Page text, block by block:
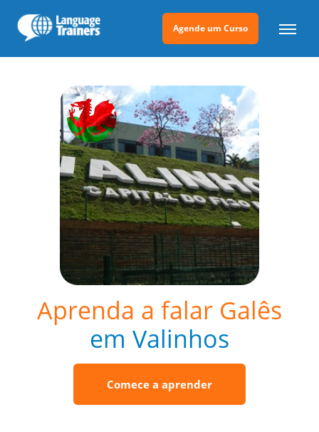
Agende um Curso
Aprenda a falar Galês
em Valinhos
Comece a aprender